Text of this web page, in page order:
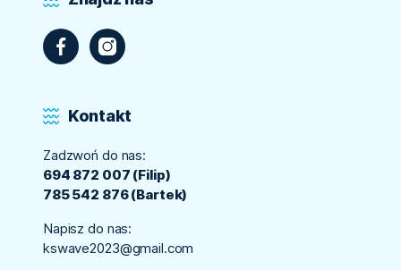
Kontakt
Zadzwoń do nas:
694 872 007 (Filip)
785 542 876 (Bartek)
Napisz do nas:
kswave2023@gmail.com